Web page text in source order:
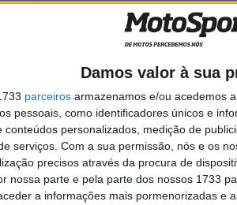
Damos valor à sua
parceiros armazenamos e/ou acedemos
pessoais, como identificadores únicos e
conteúdos personalizados, medição de
serviços. Com a sua permissão, nós e os
precisos através da procura de
nossa parte e pela parte dos nossos 1733
a informações mais pormenorizadas e
Local
Anaheim 1
Angel
San Diego
Petco Park
Anaheim 2
Angel
Phoenix
University
Stadium
Oakland
O.Co